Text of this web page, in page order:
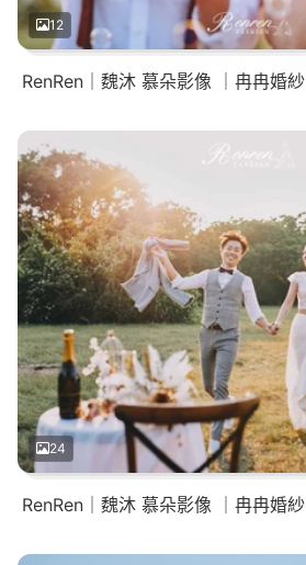
12
RenRen｜魏沐 慕朵影像 ｜冉冉婚紗
24
RenRen｜魏沐 慕朵影像 ｜冉冉婚紗